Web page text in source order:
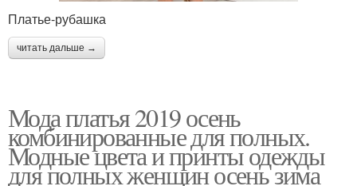
Платье-рубашка
читать дальше →
Мода платья 2019 осень
комбинированные для полных.
Модные цвета и принты одежды
для полных женщин осень зима